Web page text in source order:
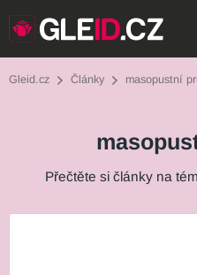
Gleid.cz Články masopustní
Přečtěte si články na